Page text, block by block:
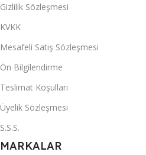
Gizlilik Sözleşmesi
KVKK
Mesafeli Satış Sözleşmesi
Ön Bilgilendirme
Teslimat Koşulları
Üyelik Sözleşmesi
S.S.S.
MARKALAR